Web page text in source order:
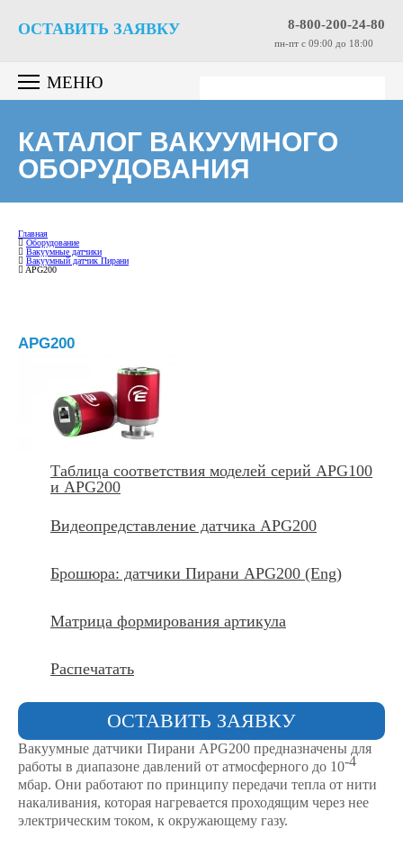
8-800-200-24-80
пн-пт c 09:00 до 18:00
ОСТАВИТЬ ЗАЯВКУ
МЕНЮ
КАТАЛОГ ВАКУУМНОГО
ОБОРУДОВАНИЯ
Главная
Оборудование
Вакуумные датчики
Вакуумный датчик Пирани
APG200
APG200
Таблица соответствия моделей серий APG100
и APG200
Видеопредставление датчика APG200
Брошюра: датчики Пирани APG200 (Eng)
Матрица формирования артикула
Распечатать
ОСТАВИТЬ ЗАЯВКУ
Вакуумные датчики Пирани APG200 предназначены для
работы в диапазоне давлений от атмосферного до 10-4
мбар. Они работают по принципу передачи тепла от нити
накаливания, которая нагревается проходящим через нее
электрическим током, к окружающему газу.